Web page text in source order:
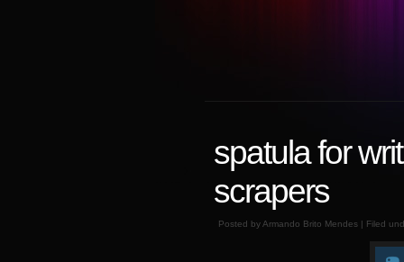
spatula for
scrapers
Posted by Armando Brito Mendes | Filed